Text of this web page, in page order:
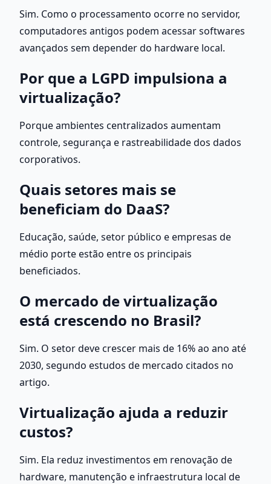
Sim. Como o processamento ocorre no servidor,
computadores antigos podem acessar softwares
avançados sem depender do hardware local.
Por que a LGPD impulsiona a
virtualização?
Porque ambientes centralizados aumentam
controle, segurança e rastreabilidade dos dados
corporativos.
Quais setores mais se
beneficiam do DaaS?
Educação, saúde, setor público e empresas de
médio porte estão entre os principais
beneficiados.
O mercado de virtualização
está crescendo no Brasil?
Sim. O setor deve crescer mais de 16% ao ano até
2030, segundo estudos de mercado citados no
artigo.
Virtualização ajuda a reduzir
custos?
Sim. Ela reduz investimentos em renovação de
hardware, manutenção e infraestrutura local de